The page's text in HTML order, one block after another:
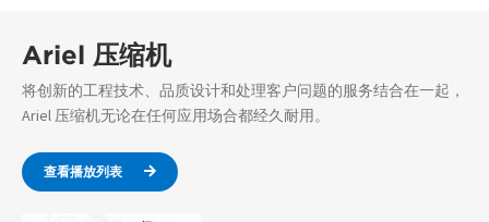
Ariel 压缩机
将创新的工程技术、品质设计和处理客户问题的服务结合在一起，
Ariel 压缩机无论在任何应用场合都经久耐用。
查看播放列表